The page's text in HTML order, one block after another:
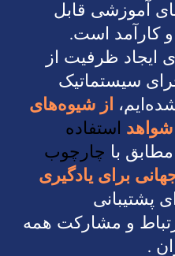
آموزشی قابل
کارآمد است.
ایجاد ظرفیت از
سیستماتیک
از شیوه‌های
شواهد استفاده
مطابق با چارچوب
برای یادگیری
پشتیبانی
و مشارکت همه
.